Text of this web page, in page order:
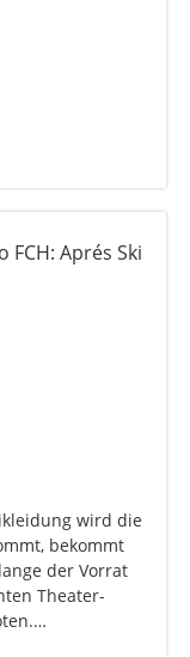
wird die
bekommt
der Vorrat
Theater-